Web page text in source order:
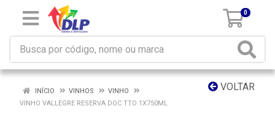
0
VOLTAR
INÍCIO VINHOS
VINHO
VINHO VALLEGRE RESERVA DOC TTO 1X750ML